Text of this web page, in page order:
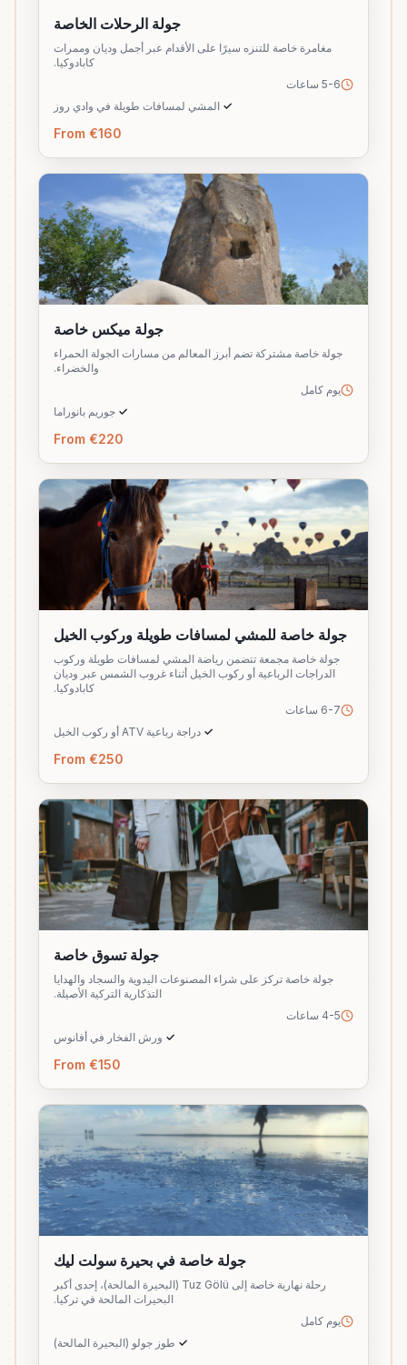
جولة الرحلات الخاصة
مغامرة خاصة للتنزه سيرًا على الأقدام عبر أجمل وديان وممرات
كابادوكيا.
5-6 ساعات
✓ المشي لمسافات طويلة في وادي روز
From €160
جولة ميكس خاصة
جولة خاصة مشتركة تضم أبرز المعالم من مسارات الجولة الحمراء
والخضراء.
يوم كامل
✓ جوريم بانوراما
From €220
جولة خاصة للمشي لمسافات طويلة وركوب الخيل
جولة خاصة مجمعة تتضمن رياضة المشي لمسافات طويلة وركوب
الدراجات الرباعية أو ركوب الخيل أثناء غروب الشمس عبر وديان
كابادوكيا.
6-7 ساعات
✓ دراجة رباعية ATV أو ركوب الخيل
From €250
جولة تسوق خاصة
جولة خاصة تركز على شراء المصنوعات اليدوية والسجاد والهدايا
التذكارية التركية الأصيلة.
4-5 ساعات
✓ ورش الفخار في أفانوس
From €150
جولة خاصة في بحيرة سولت ليك
رحلة نهارية خاصة إلى Tuz Gölü (البحيرة المالحة)، إحدى أكبر
البحيرات المالحة في تركيا.
يوم كامل
✓ طوز جولو (البحيرة المالحة)